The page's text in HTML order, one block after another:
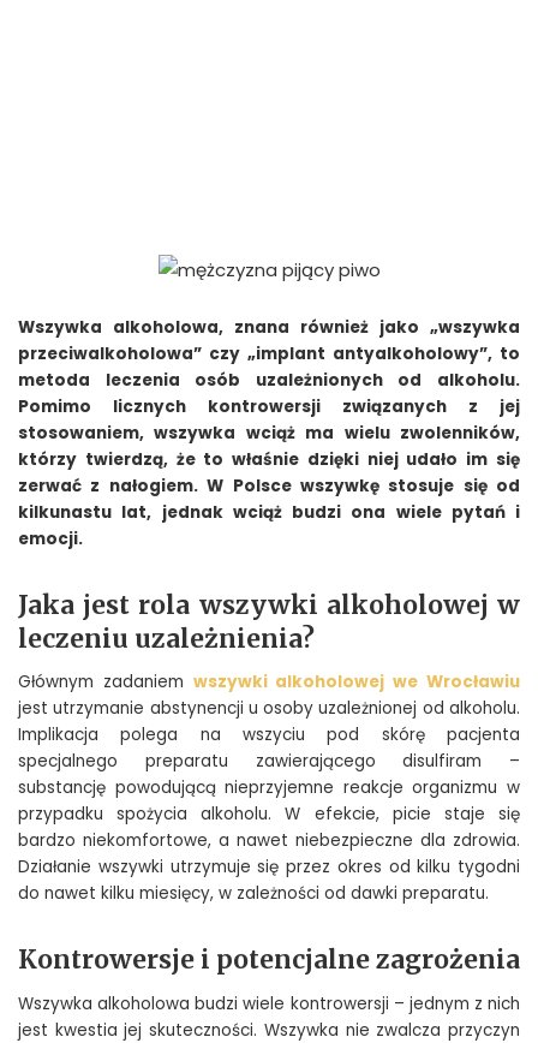
Wszywka alkoholowa, znana również jako „wszywka
przeciwalkoholowa” czy „implant antyalkoholowy”, to
metoda leczenia osób uzależnionych od alkoholu.
Pomimo licznych kontrowersji związanych z jej
stosowaniem, wszywka wciąż ma wielu zwolenników,
którzy twierdzą, że to właśnie dzięki niej udało im się
zerwać z nałogiem. W Polsce wszywkę stosuje się od
kilkunastu lat, jednak wciąż budzi ona wiele pytań i
emocji.
Jaka jest rola wszywki alkoholowej w
leczeniu uzależnienia?
Głównym zadaniem wszywki alkoholowej we Wrocławiu
jest utrzymanie abstynencji u osoby uzależnionej od alkoholu.
Implikacja polega na wszyciu pod skórę pacjenta
specjalnego preparatu zawierającego disulfiram –
substancję powodującą nieprzyjemne reakcje organizmu w
przypadku spożycia alkoholu. W efekcie, picie staje się
bardzo niekomfortowe, a nawet niebezpieczne dla zdrowia.
Działanie wszywki utrzymuje się przez okres od kilku tygodni
do nawet kilku miesięcy, w zależności od dawki preparatu.
Kontrowersje i potencjalne zagrożenia
Wszywka alkoholowa budzi wiele kontrowersji – jednym z nich
jest kwestia jej skuteczności. Wszywka nie zwalcza przyczyn